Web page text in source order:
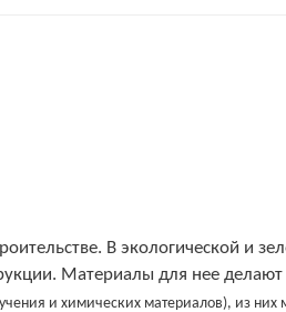
В экологической и
Материалы для нее
и химических материалов), из